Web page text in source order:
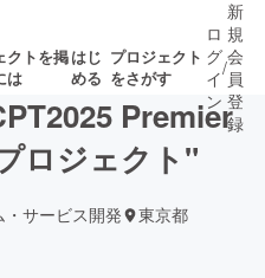
クトを掲
は
はじ
める
プロジェクト
をさがす
募集終了が近いプ
ロジェクト
もうすぐ公開
されます
ロ
グ
イ
ン
/
新
規
会
員
登
録
Premier
ロジェクト"
・サービス開発 東京都